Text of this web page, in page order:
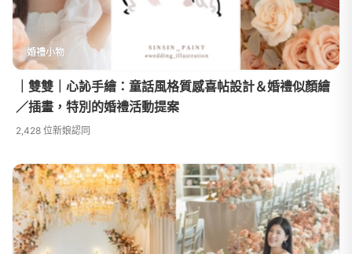
婚禮⼩物
｜雙雙｜心訫手繪：童話風格質感喜帖設計＆婚禮似顏繪
／插畫，特別的婚禮活動提案
2,428 位新娘認同